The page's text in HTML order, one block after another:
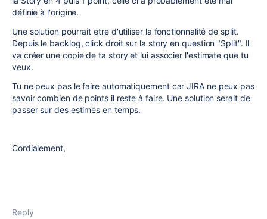
définie à l'origine.
Une solution pourrait etre d'utiliser la fonctionnalité de split.
Depuis le backlog, click droit sur la story en question "Split". Il
va créer une copie de ta story et lui associer l'estimate que tu
veux.
Tu ne peux pas le faire automatiquement car JIRA ne peux pas
savoir combien de points il reste à faire. Une solution serait de
passer sur des estimés en temps.
Cordialement,
Reply